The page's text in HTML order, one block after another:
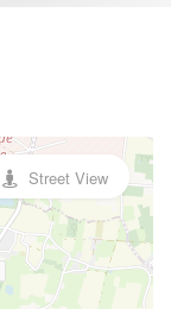
Street View